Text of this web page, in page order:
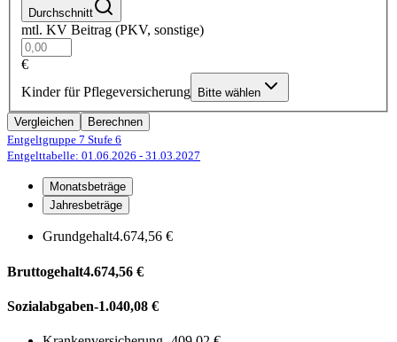
Durchschnitt
mtl. KV Beitrag (PKV, sonstige)
€
Kinder für Pflegeversicherung
Bitte wählen
Vergleichen
Berechnen
Entgeltgruppe 7 Stufe 6
Entgelttabelle: 01.06.2026 - 31.03.2027
Monatsbeträge
Jahresbeträge
Grundgehalt4.674,56 €
Bruttogehalt4.674,56 €
Sozialabgaben-1.040,08 €